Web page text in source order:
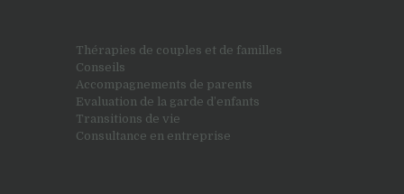
Thérapies de couples et de familles
Conseils
Accompagnements de parents
Evaluation de la garde d’enfants
Transitions de vie
Consultance en entreprise